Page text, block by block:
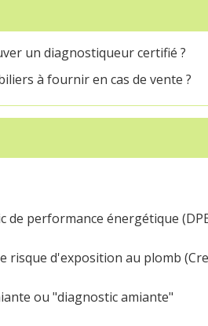
un diagnostiqueur certifié ?
à fournir en cas de vente ?
de performance énergétique
risque d'exposition au plomb
ou "diagnostic amiante"